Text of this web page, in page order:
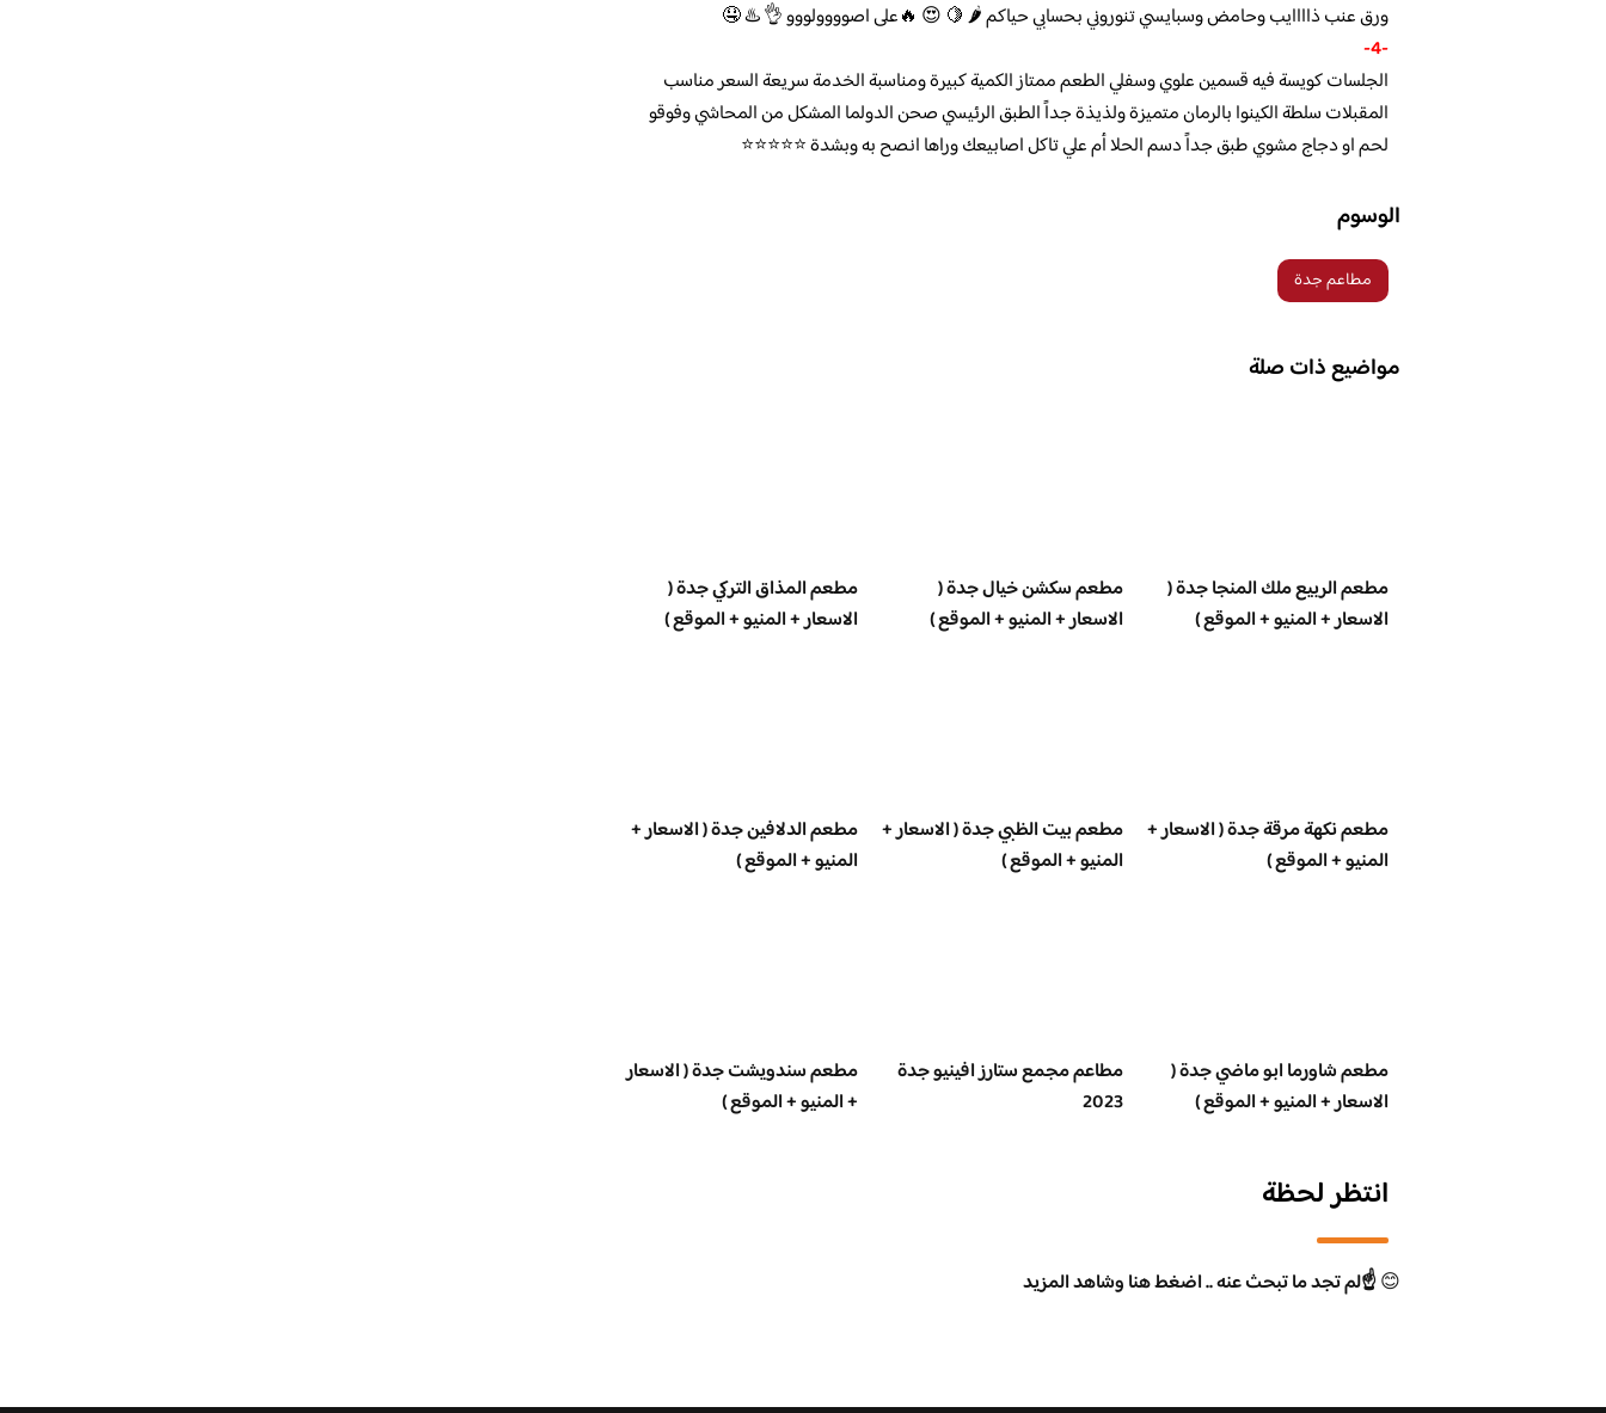
ورق عنب ذاااايب وحامض وسبايسي تنوروني بحسابي حياكم 🌶️ 🍋 😍 🔥على اصوووولووو 👌 ♨️ 🤤
-4-
الجلسات كويسة فيه قسمين علوي وسفلي الطعم ممتاز الكمية كبيرة ومناسبة الخدمة سريعة السعر مناسب
المقبلات سلطة الكينوا بالرمان متميزة ولذيذة جداً الطبق الرئيسي صحن الدولما المشكل من المحاشي وفوقو
لحم او دجاج مشوي طبق جداً دسم الحلا أم علي تاكل اصابيعك وراها انصح به وبشدة ⭐️⭐️⭐️⭐️⭐️
الوسوم
مطاعم جدة
مواضيع ذات صلة
مطعم الربيع ملك المنجا جدة (
الاسعار + المنيو + الموقع )
مطعم سكشن خيال جدة (
الاسعار + المنيو + الموقع )
مطعم المذاق التركي جدة (
الاسعار + المنيو + الموقع )
مطعم نكهة مرقة جدة ( الاسعار +
المنيو + الموقع )
مطعم بيت الظبي جدة ( الاسعار +
المنيو + الموقع )
مطعم الدلافين جدة ( الاسعار +
المنيو + الموقع )
مطعم شاورما ابو ماضي جدة (
الاسعار + المنيو + الموقع )
مطاعم مجمع ستارز افينيو جدة
2023
مطعم سندويشت جدة ( الاسعار
+ المنيو + الموقع )
انتظر لحظة
😊☝️لم تجد ما تبحث عنه .. اضغط هنا وشاهد المزيد